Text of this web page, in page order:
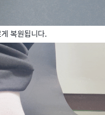
복원됩니다.